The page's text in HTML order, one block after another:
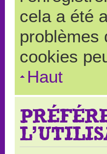
cela a été
problèmes
cookies
Haut